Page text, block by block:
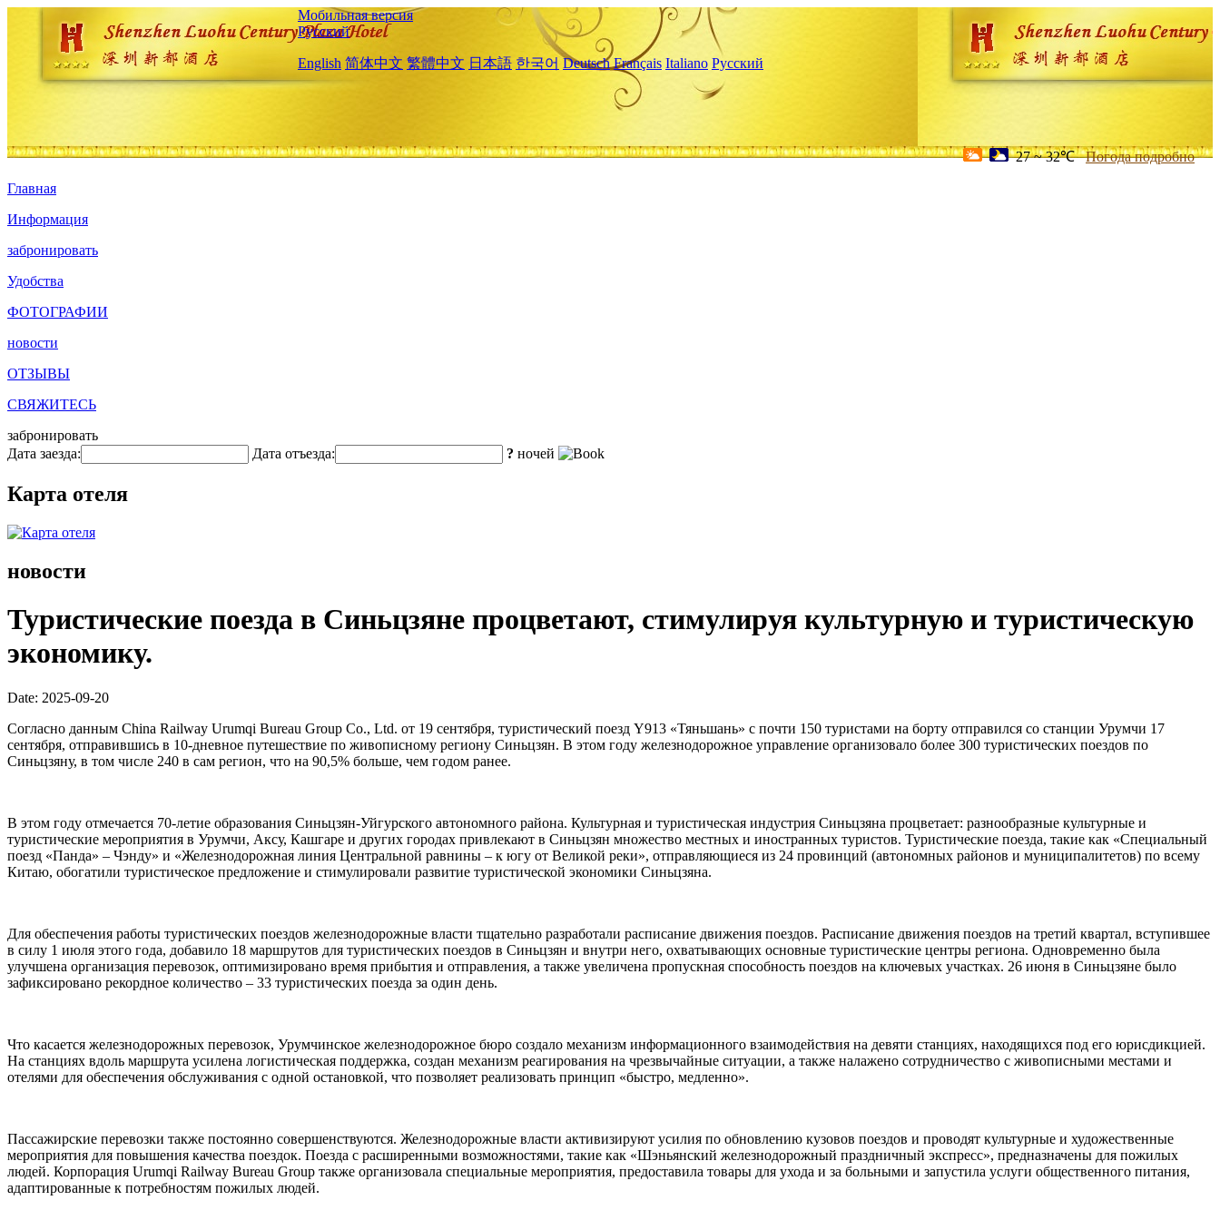
Мобильная версия
Русский
English 简体中文 繁體中文 日本語 한국어 Deutsch Français Italiano Русский
27 ~ 32℃ Погода подробно
Главная
Информация
забронировать
Удобства
ФОТОГРАФИИ
новости
ОТЗЫВЫ
СВЯЖИТЕСЬ
забронировать
Дата заезда:
Дата отъезда: ? ночей
Карта отеля
новости
Туристические поезда в Синьцзяне процветают, стимулируя культурную и туристическую
экономику.
Date: 2025-09-20
Согласно данным China Railway Urumqi Bureau Group Co., Ltd. от 19 сентября, туристический поезд Y913 «Тяньшань» с почти 150 туристами на борту отправился со станции Урумчи 17
сентября, отправившись в 10-дневное путешествие по живописному региону Синьцзян. В этом году железнодорожное управление организовало более 300 туристических поездов по
Синьцзяну, в том числе 240 в сам регион, что на 90,5% больше, чем годом ранее.
В этом году отмечается 70-летие образования Синьцзян-Уйгурского автономного района. Культурная и туристическая индустрия Синьцзяна процветает: разнообразные культурные и
туристические мероприятия в Урумчи, Аксу, Кашгаре и других городах привлекают в Синьцзян множество местных и иностранных туристов. Туристические поезда, такие как «Специальный
поезд «Панда» – Чэнду» и «Железнодорожная линия Центральной равнины – к югу от Великой реки», отправляющиеся из 24 провинций (автономных районов и муниципалитетов) по всему
Китаю, обогатили туристическое предложение и стимулировали развитие туристической экономики Синьцзяна.
Для обеспечения работы туристических поездов железнодорожные власти тщательно разработали расписание движения поездов. Расписание движения поездов на третий квартал, вступившее
в силу 1 июля этого года, добавило 18 маршрутов для туристических поездов в Синьцзян и внутри него, охватывающих основные туристические центры региона. Одновременно была
улучшена организация перевозок, оптимизировано время прибытия и отправления, а также увеличена пропускная способность поездов на ключевых участках. 26 июня в Синьцзяне было
зафиксировано рекордное количество – 33 туристических поезда за один день.
Что касается железнодорожных перевозок, Урумчинское железнодорожное бюро создало механизм информационного взаимодействия на девяти станциях, находящихся под его юрисдикцией.
На станциях вдоль маршрута усилена логистическая поддержка, создан механизм реагирования на чрезвычайные ситуации, а также налажено сотрудничество с живописными местами и
отелями для обеспечения обслуживания с одной остановкой, что позволяет реализовать принцип «быстро, медленно».
Пассажирские перевозки также постоянно совершенствуются. Железнодорожные власти активизируют усилия по обновлению кузовов поездов и проводят культурные и художественные
мероприятия для повышения качества поездок. Поезда с расширенными возможностями, такие как «Шэньянский железнодорожный праздничный экспресс», предназначены для пожилых
людей. Корпорация Urumqi Railway Bureau Group также организовала специальные мероприятия, предоставила товары для ухода и за больными и запустила услуги общественного питания,
адаптированные к потребностям пожилых людей.